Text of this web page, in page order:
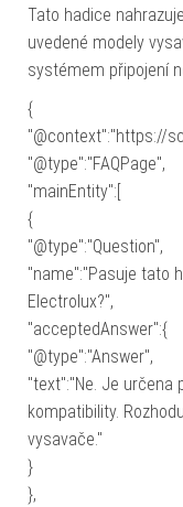
Tato hadice
uvedené modely
systémem připojení
{
"@context":"https://
"@type":"FAQPage",
"mainEntity":[
{
"@type":"Question",
"name":"Pasuje tato
Electrolux?",
"acceptedAnswer":{
"@type":"Answer",
"text":"Ne. Je určena
kompatibility.
vysavače."
}
},